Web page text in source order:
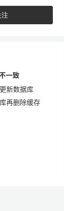
注
一致
新数据库
再删除缓存